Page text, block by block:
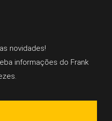
novidades!
informações do Frank